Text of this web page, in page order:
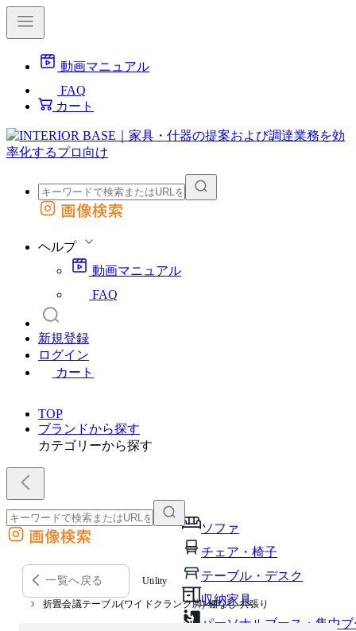
動画マニュアル
FAQ
カート
外部サイトの商品をカートに追加
画像検索
ヘルプ
動画マニュアル
FAQ
新規登録
ログイン
カート
TOP
ブランドから探す
カテゴリーから探す
ソファ
チェア・椅子
テーブル・デスク
収納家具
パーソナルブース・集中
外部サイトの商品をカートに追加
他のサイトで見つけた商品ページのURLを貼り付けて、カートに追加できます
画像検索
一覧へ戻る Utility
折畳会議テーブル(ワイドクランク脚) 棚なし 共張り